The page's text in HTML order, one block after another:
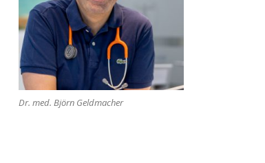
Dr. med. Björn Geldmacher